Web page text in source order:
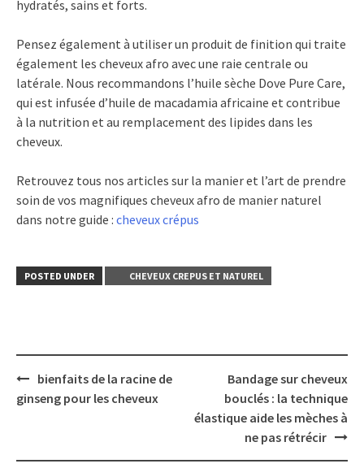
hydratés, sains et forts.
Pensez également à utiliser un produit de finition qui traite
également les cheveux afro avec une raie centrale ou
latérale. Nous recommandons l’huile sèche Dove Pure Care,
qui est infusée d’huile de macadamia africaine et contribue
à la nutrition et au remplacement des lipides dans les
cheveux.
Retrouvez tous nos articles sur la manier et l’art de prendre
soin de vos magnifiques cheveux afro de manier naturel
dans notre guide : cheveux crépus
POSTED UNDER CHEVEUX CREPUS ET NATUREL
Post
navigation
bienfaits de la racine de
ginseng pour les cheveux
Bandage sur cheveux
bouclés : la technique
élastique aide les mèches à
ne pas rétrécir